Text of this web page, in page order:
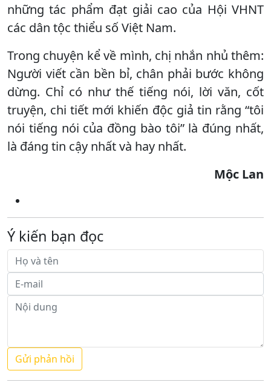
những tác phẩm đạt giải cao của Hội VHNT
các dân tộc thiểu số Việt Nam.
Trong chuyện kể về mình, chị nhắn nhủ thêm:
Người viết cần bền bỉ, chân phải bước không
dừng. Chỉ có như thế tiếng nói, lời văn, cốt
truyện, chi tiết mới khiến độc giả tin rằng “tôi
nói tiếng nói của đồng bào tôi” là đúng nhất,
là đáng tin cậy nhất và hay nhất.
Mộc Lan
Ý kiến bạn đọc